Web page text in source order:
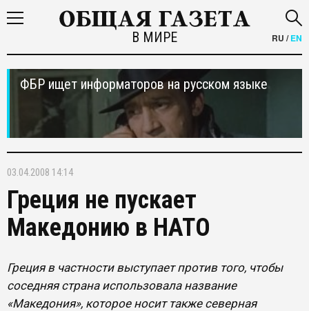
В МИРЕ RU /EN
ФБР ищет информаторов на русском языке
03.04.2008 14:14
Греция не пускает
Македонию в НАТО
Греция в частности выступает против того, чтобы
соседняя страна использовала название
«Македония», которое носит также северная